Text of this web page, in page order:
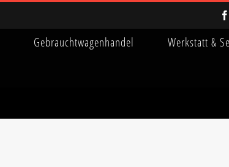
Gebrauchtwagenhandel Werkstatt &